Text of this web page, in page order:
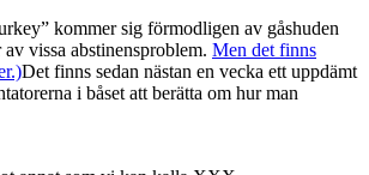
kommer sig förmodligen av gåshuden
vissa abstinensproblem. Men det finns
Det finns sedan nästan en vecka ett uppdämt
i båset att berätta om hur man